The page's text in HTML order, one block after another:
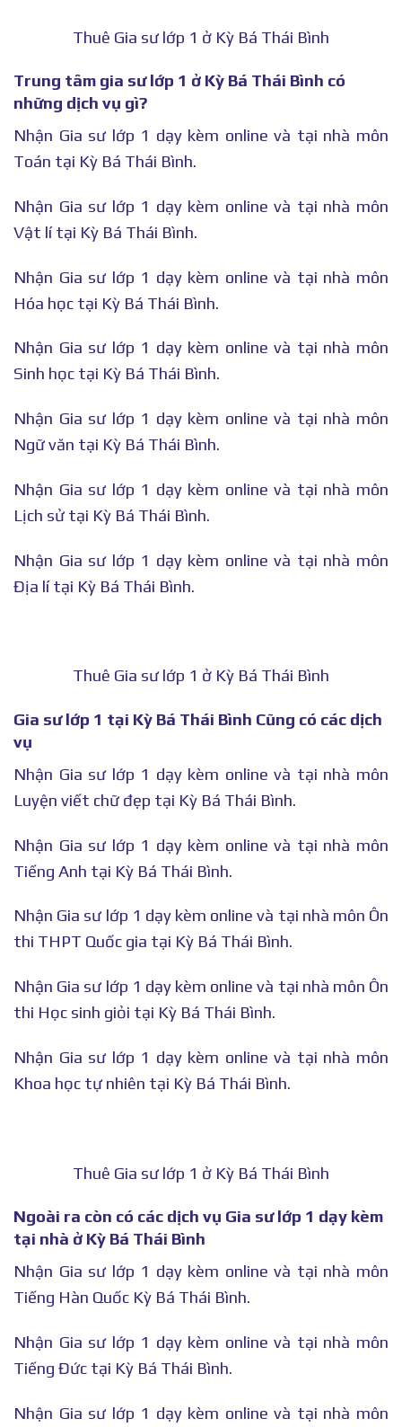
Thuê Gia sư lớp 1 ở Kỳ Bá Thái Bình
Trung tâm gia sư lớp 1 ở Kỳ Bá Thái Bình có
những dịch vụ gì?
Nhận Gia sư lớp 1 dạy kèm online và tại nhà môn
Toán tại Kỳ Bá Thái Bình.
Nhận Gia sư lớp 1 dạy kèm online và tại nhà môn
Vật lí tại Kỳ Bá Thái Bình.
Nhận Gia sư lớp 1 dạy kèm online và tại nhà môn
Hóa học tại Kỳ Bá Thái Bình.
Nhận Gia sư lớp 1 dạy kèm online và tại nhà môn
Sinh học tại Kỳ Bá Thái Bình.
Nhận Gia sư lớp 1 dạy kèm online và tại nhà môn
Ngữ văn tại Kỳ Bá Thái Bình.
Nhận Gia sư lớp 1 dạy kèm online và tại nhà môn
Lịch sử tại Kỳ Bá Thái Bình.
Nhận Gia sư lớp 1 dạy kèm online và tại nhà môn
Địa lí tại Kỳ Bá Thái Bình.
Thuê Gia sư lớp 1 ở Kỳ Bá Thái Bình
Gia sư lớp 1 tại Kỳ Bá Thái Bình Cũng có các dịch
vụ
Nhận Gia sư lớp 1 dạy kèm online và tại nhà môn
Luyện viết chữ đẹp tại Kỳ Bá Thái Bình.
Nhận Gia sư lớp 1 dạy kèm online và tại nhà môn
Tiếng Anh tại Kỳ Bá Thái Bình.
Nhận Gia sư lớp 1 dạy kèm online và tại nhà môn Ôn
thi THPT Quốc gia tại Kỳ Bá Thái Bình.
Nhận Gia sư lớp 1 dạy kèm online và tại nhà môn Ôn
thi Học sinh giỏi tại Kỳ Bá Thái Bình.
Nhận Gia sư lớp 1 dạy kèm online và tại nhà môn
Khoa học tự nhiên tại Kỳ Bá Thái Bình.
Thuê Gia sư lớp 1 ở Kỳ Bá Thái Bình
Ngoài ra còn có các dịch vụ Gia sư lớp 1 dạy kèm
tại nhà ở Kỳ Bá Thái Bình
Nhận Gia sư lớp 1 dạy kèm online và tại nhà môn
Tiếng Hàn Quốc Kỳ Bá Thái Bình.
Nhận Gia sư lớp 1 dạy kèm online và tại nhà môn
Tiếng Đức tại Kỳ Bá Thái Bình.
Nhận Gia sư lớp 1 dạy kèm online và tại nhà môn